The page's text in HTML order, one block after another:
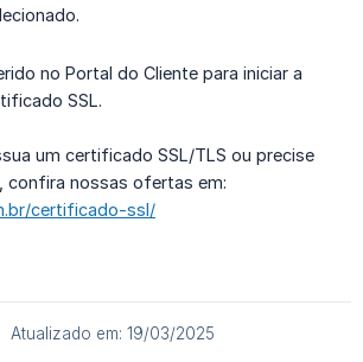
no Portal do Cliente para iniciar a
SSL.
um certificado SSL/TLS ou precise
confira nossas ofertas em:
certificado-ssl/
Atualizado em: 19/03/2025